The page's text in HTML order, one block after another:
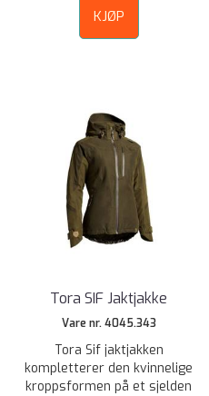
KJØP
Tora SIF Jaktjakke
Vare nr. 4045.343
Tora Sif jaktjakken
kompletterer den kvinnelige
kroppsformen på et sjelden